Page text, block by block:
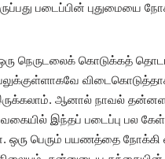
படைப்பின் புதுமையை
கொடுக்கத்
இருக்கலாம். ஆனால் நாவல்
இந்தப் படைப்பு பல
ஒரு பெரும் பயணத்தை